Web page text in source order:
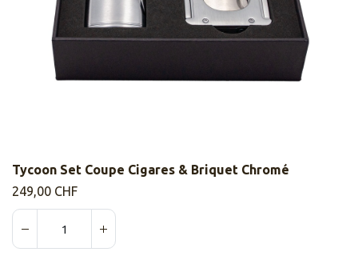
Tycoon Set Coupe Cigares & Briquet Chromé
249,00 CHF